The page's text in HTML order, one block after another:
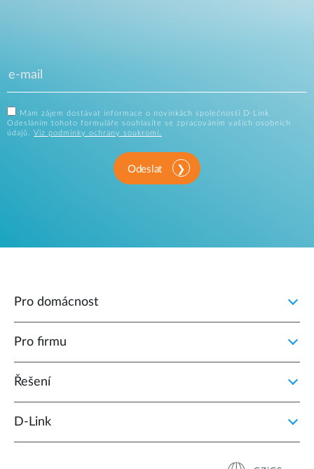
Mám zájem dostávat informace o novinkách společnosti D-Link.
Odesláním tohoto formuláře souhlasíte se zpracováním vašich osobních
údajů. Viz podmínky ochrany soukromí.
Odeslat
Pro domácnost
Pro firmu
Řešení
D‑Link